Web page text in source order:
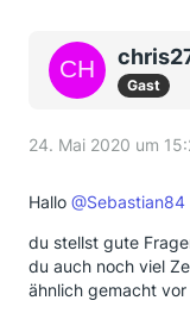
Gast
24. Mai 2020 um
Hallo @Sebastian84
du stellst gute
du auch noch viel
ähnlich gemacht